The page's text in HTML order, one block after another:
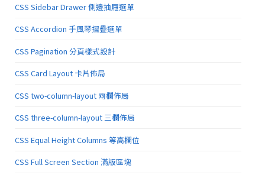
CSS Sidebar Drawer 側邊抽屜選單
CSS Accordion 手風琴摺疊選單
CSS Pagination 分頁樣式設計
CSS Card Layout 卡片佈局
CSS two-column-layout 兩欄佈局
CSS three-column-layout 三欄佈局
CSS Equal Height Columns 等高欄位
CSS Full Screen Section 滿版區塊